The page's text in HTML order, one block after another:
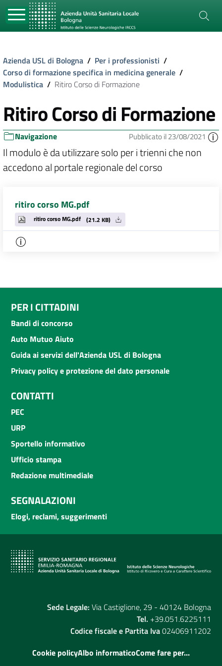
Azienda USL di Bologna / Per i professionisti /
Corso di formazione specifica in medicina generale /
Modulistica / Ritiro Corso di Formazione
Ritiro Corso di Formazione
Navigazione Pubblicato il 23/08/2021
Il modulo è da utilizzare solo per i trienni che non
accedono al portale regionale del corso
ritiro corso MG.pdf
ritiro corso MG.pdf (21.2 KB)
PER I CITTADINI
Bandi di concorso
Auto Mutuo Aiuto
Guida ai servizi dell'Azienda USL di Bologna
Privacy policy e protezione del dato personale
CONTATTI
PEC
URP
Sportello informativo
Ufficio stampa
Redazione multimediale
SEGNALAZIONI
Elogi, reclami, suggerimenti
Sede Legale: Via Castiglione, 29 - 40124 Bologna
Tel. +39.051.6225111
Codice fiscale e Partita Iva02406911202
Cookie policyAlbo informaticoCome fare per...